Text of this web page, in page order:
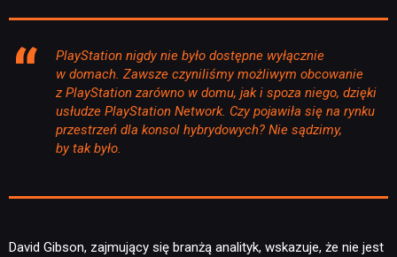
PlayStation nigdy nie było dostępne wyłącznie
w domach. Zawsze czyniliśmy możliwym obcowanie
z PlayStation zarówno w domu, jak i spoza niego, dzięki
usłudze PlayStation Network. Czy pojawiła się na rynku
przestrzeń dla konsol hybrydowych? Nie sądzimy,
by tak było.
David Gibson, zajmujący się branżą analityk, wskazuje, że nie jest